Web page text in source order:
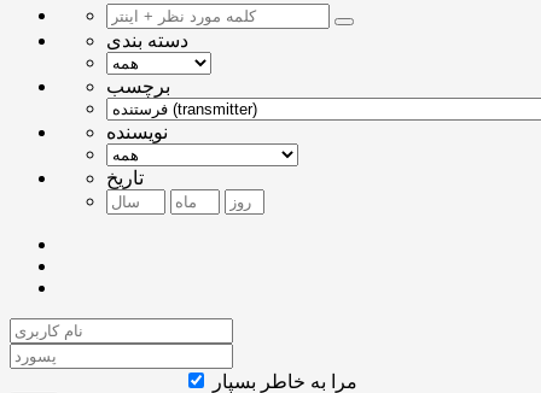
دسته بندی
برچسب
نویسنده
تاریخ
مرا به خاطر بسپار